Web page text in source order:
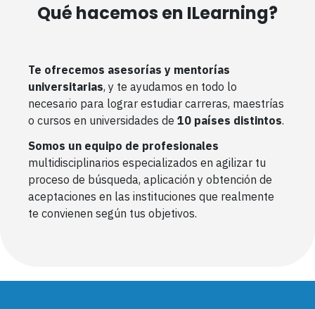
Qué hacemos en ILearning?
Te ofrecemos asesorías y mentorías
universitarias, y te ayudamos en todo lo
necesario para lograr estudiar carreras, maestrías
o cursos en universidades de 10 países distintos.
Somos un equipo de profesionales
multidisciplinarios especializados en agilizar tu
proceso de búsqueda, aplicación y obtención de
aceptaciones en las instituciones que realmente
te convienen según tus objetivos.